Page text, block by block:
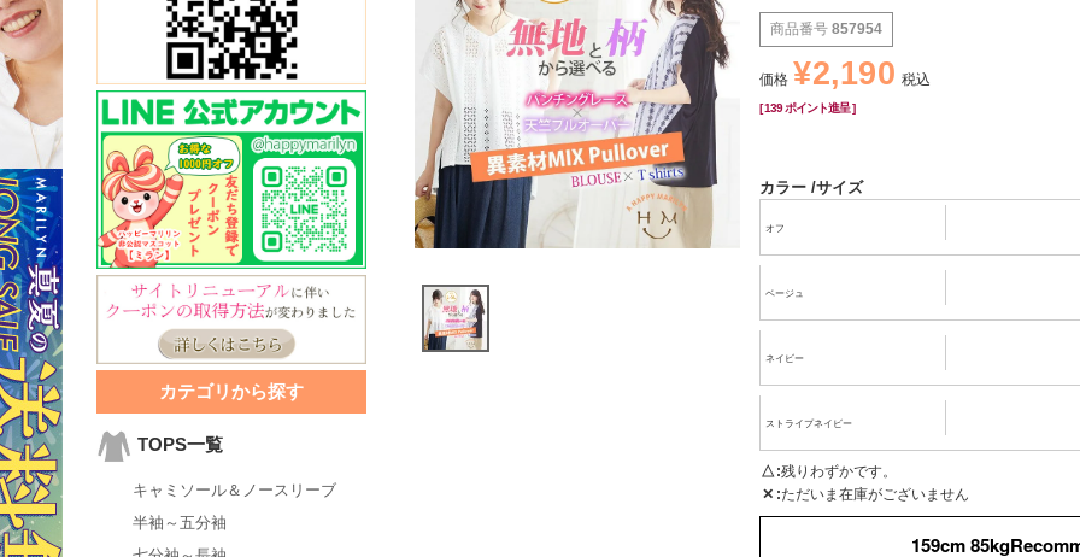
カテゴリから探す
TOPS一覧
キャミソール＆ノースリーブ
半袖～五分袖
商品番号 857954
価格 ¥2,190 税込
[139 ポイント進呈 ]
カラー サイズ
オフ
ベージュ
ネイビー
ストライプネイビー
△ 残りわずかです。
✕ ただいま在庫がございません
159cm